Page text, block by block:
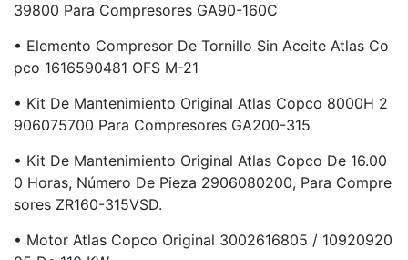
39800 Para Compresores GA90-160C
• Elemento Compresor De Tornillo Sin Aceite Atlas Co
Pco 1616590481 OFS M-21
• Kit De Mantenimiento Original Atlas Copco 8000H 2
906075700 Para Compresores GA200-315
• Kit De Mantenimiento Original Atlas Copco De 16.00
0 Horas, Número De Pieza 2906080200, Para Compre
Sores ZR160-315VSD.
• Motor Atlas Copco Original 3002616805 / 10920920